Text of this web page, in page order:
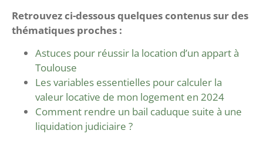
Retrouvez ci-dessous quelques contenus sur des
thématiques proches :
Astuces pour réussir la location d’un appart à
Toulouse
Les variables essentielles pour calculer la
valeur locative de mon logement en 2024
Comment rendre un bail caduque suite à une
liquidation judiciaire ?